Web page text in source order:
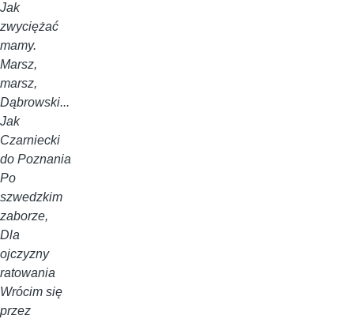
Jak
zwyciężać
mamy.
Marsz,
marsz,
Dąbrowski...
Jak
Czarniecki
do Poznania
Po
szwedzkim
zaborze,
Dla
ojczyzny
ratowania
Wrócim się
przez